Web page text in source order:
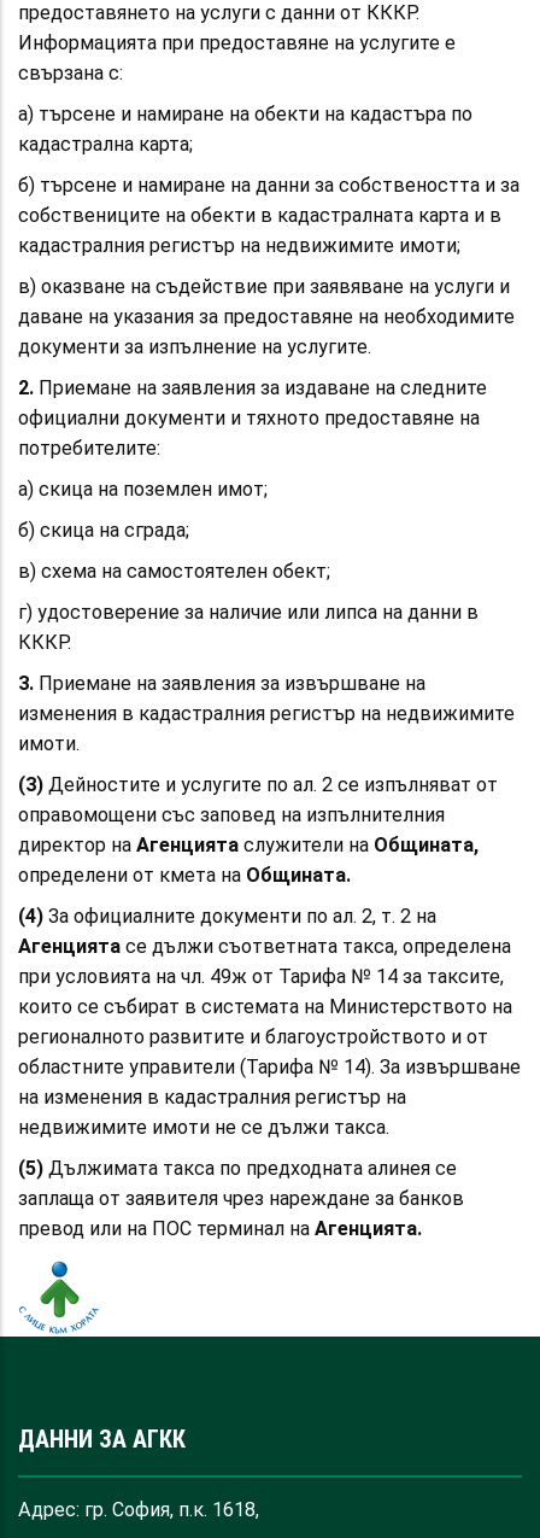
предоставянето на услуги с данни от КККР.
Информацията при предоставяне на услугите е
свързана с:
а) търсене и намиране на обекти на кадастъра по
кадастрална карта;
б) търсене и намиране на данни за собствеността и за
собствениците на обекти в кадастралната карта и в
кадастралния регистър на недвижимите имоти;
в) оказване на съдействие при заявяване на услуги и
даване на указания за предоставяне на необходимите
документи за изпълнение на услугите.
2. Приемане на заявления за издаване на следните
официални документи и тяхното предоставяне на
потребителите:
а) скица на поземлен имот;
б) скица на сграда;
в) схема на самостоятелен обект;
г) удостоверение за наличие или липса на данни в
КККР.
3. Приемане на заявления за извършване на
изменения в кадастралния регистър на недвижимите
имоти.
(3) Дейностите и услугите по ал. 2 се изпълняват от
оправомощени със заповед на изпълнителния
директор на Агенцията служители на Общината,
определени от кмета на Общината.
(4) За официалните документи по ал. 2, т. 2 на
Агенцията се дължи съответната такса, определена
при условията на чл. 49ж от Тарифа № 14 за таксите,
които се събират в системата на Министерството на
регионалното развитите и благоустройството и от
областните управители (Тарифа № 14). За извършване
на изменения в кадастралния регистър на
недвижимите имоти не се дължи такса.
(5) Дължимата такса по предходната алинея се
заплаща от заявителя чрез нареждане за банков
превод или на ПОС терминал на Агенцията.
ДАННИ ЗА АГКК
Адрес: гр. София, п.к. 1618,